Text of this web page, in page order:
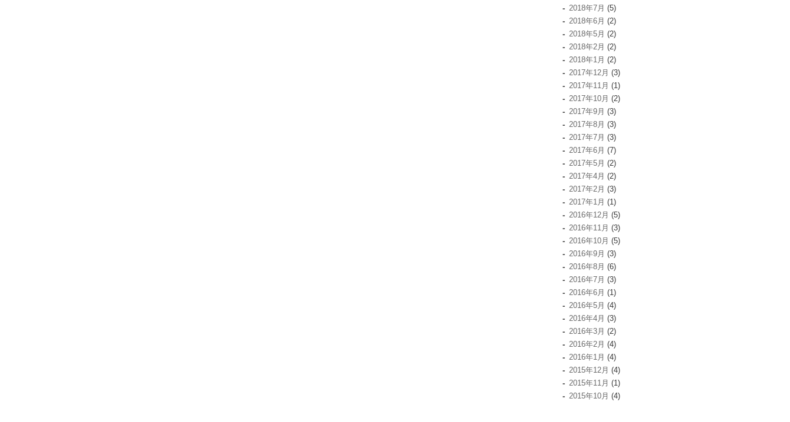
2018年7月 (5)
2018年6月 (2)
2018年5月 (2)
2018年2月 (2)
2018年1月 (2)
2017年12月 (3)
2017年11月 (1)
2017年10月 (2)
2017年9月 (3)
2017年8月 (3)
2017年7月 (3)
2017年6月 (7)
2017年5月 (2)
2017年4月 (2)
2017年2月 (3)
2017年1月 (1)
2016年12月 (5)
2016年11月 (3)
2016年10月 (5)
2016年9月 (3)
2016年8月 (6)
2016年7月 (3)
2016年6月 (1)
2016年5月 (4)
2016年4月 (3)
2016年3月 (2)
2016年2月 (4)
2016年1月 (4)
2015年12月 (4)
2015年11月 (1)
2015年10月 (4)